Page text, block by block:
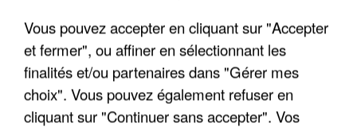
APRÈS TOUTES CES CANICULES, LES REFUGES
DE FAUNE SAUVAGE SONT...
Vous pouvez accepter en cliquant sur "Accepter
et fermer", ou affiner en sélectionnant les
finalités et/ou partenaires dans "Gérer mes
choix". Vous pouvez également refuser en
cliquant sur "Continuer sans accepter". Vos